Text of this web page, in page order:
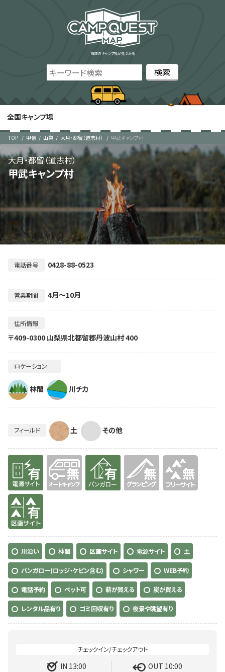
理想のキャンプ場が見つかる
全国キャンプ場
TOP 甲信 山梨 大月・都留（道志村） 甲武キャンプ村
甲武キャンプ村
大月・都留（道志村）
電話番号 0428-88-0523
営業期間 4月～10月
住所情報
〒409-0300 山梨県北都留郡丹波山村 400
ロケーション
林間 川チカ
フィールド 土 その他
有り 無 有り
有り
川沿い 林間 区画サイト 電源サイト 土
バンガロー(ロッジ・ケビン含む) シャワー WEB予約
電話予約 ペット可 薪が買える 炭が買える
レンタル品有り ゴミ回収有り 夜景や眺望有り
IN 13:00 OUT 10:00